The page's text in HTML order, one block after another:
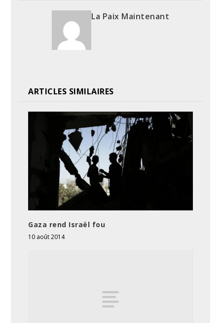
La Paix Maintenant
ARTICLES SIMILAIRES
Gaza rend Israël fou
10 août 2014